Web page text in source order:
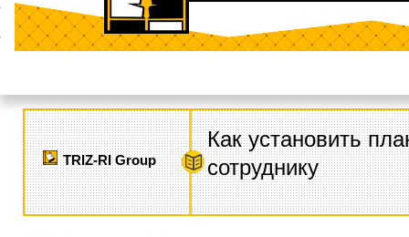
TRIZ-RI Group
Как установить
сотруднику